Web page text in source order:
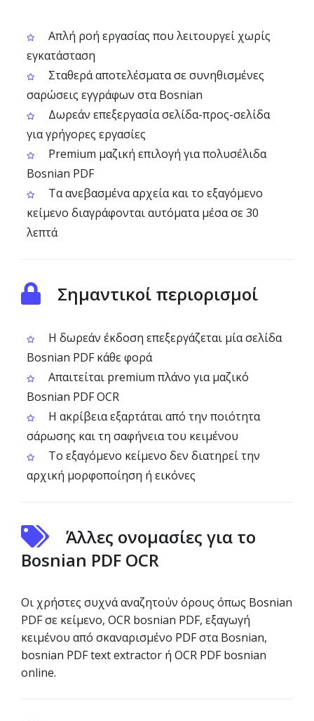
Απλή ροή εργασίας που λειτουργεί χωρίς
εγκατάσταση
Σταθερά αποτελέσματα σε συνηθισμένες
σαρώσεις εγγράφων στα Bosnian
Δωρεάν επεξεργασία σελίδα-προς-σελίδα
για γρήγορες εργασίες
Premium μαζική επιλογή για πολυσέλιδα
Bosnian PDF
Τα ανεβασμένα αρχεία και το εξαγόμενο
κείμενο διαγράφονται αυτόματα μέσα σε 30
λεπτά
Σημαντικοί περιορισμοί
Η δωρεάν έκδοση επεξεργάζεται μία σελίδα
Bosnian PDF κάθε φορά
Απαιτείται premium πλάνο για μαζικό
Bosnian PDF OCR
Η ακρίβεια εξαρτάται από την ποιότητα
σάρωσης και τη σαφήνεια του κειμένου
Το εξαγόμενο κείμενο δεν διατηρεί την
αρχική μορφοποίηση ή εικόνες
Άλλες ονομασίες για το
Bosnian PDF OCR
Οι χρήστες συχνά αναζητούν όρους όπως Bosnian
PDF σε κείμενο, OCR bosnian PDF, εξαγωγή
κειμένου από σκαναρισμένο PDF στα Bosnian,
bosnian PDF text extractor ή OCR PDF bosnian
online.